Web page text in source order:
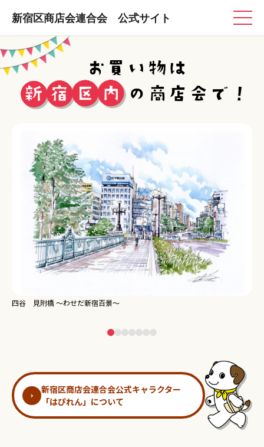
新宿区商店会連合会 公式サイト
新宿区商店会連合会公式キャラクター
「はぴれん」について